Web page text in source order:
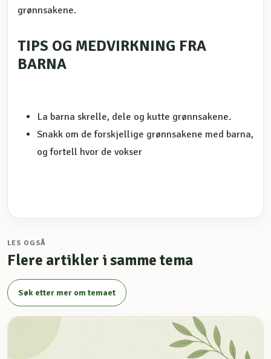
grønnsakene.
TIPS OG MEDVIRKNING FRA
BARNA
La barna skrelle, dele og kutte grønnsakene.
Snakk om de forskjellige grønnsakene med barna,
og fortell hvor de vokser
LES OGSÅ
Flere artikler i samme tema
Søk etter mer om temaet